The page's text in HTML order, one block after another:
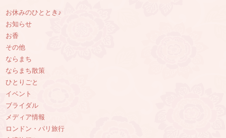
お休みのひととき♪
お知らせ
お香
その他
ならまち
ならまち散策
ひとりごと
イベント
ブライダル
メディア情報
ロンドン・パリ旅行